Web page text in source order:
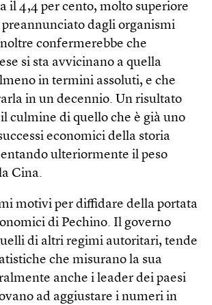
il 4,4 per cento, molto superiore
preannunciato dagli organismi
confermerebbe che
si sta avvicinano a quella
in termini assoluti, e che
in un decennio. Un risultato
culmine di quello che è già uno
economici della storia
ulteriormente il peso
Cina.
motivi per diffidare della portata
di Pechino. Il governo
di altri regimi autoritari, tende
che misurano la sua
anche i leader dei paesi
ad aggiustare i numeri in